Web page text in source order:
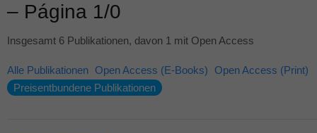
– Página 1/0
Insgesamt 6 Publikationen, davon 1 mit Open Access
Alle Publikationen Open Access (E-Books)
Open Access (Print)
Preisentbundene Publikationen